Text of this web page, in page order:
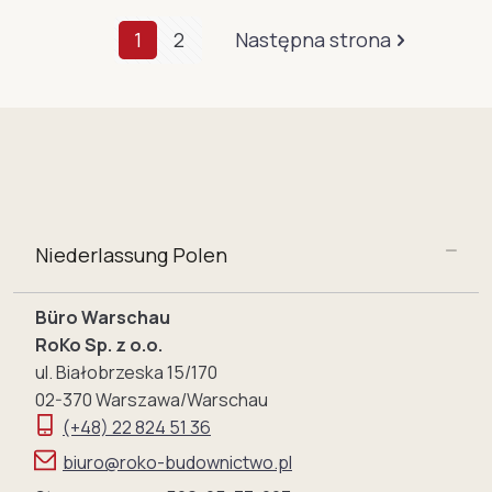
1 2 Następna strona
Niederlassung Polen
Büro Warschau
RoKo Sp. z o.o.
ul. Białobrzeska 15/170
02-370 Warszawa/Warschau
(+48) 22 824 51 36
biuro@roko-budownictwo.pl